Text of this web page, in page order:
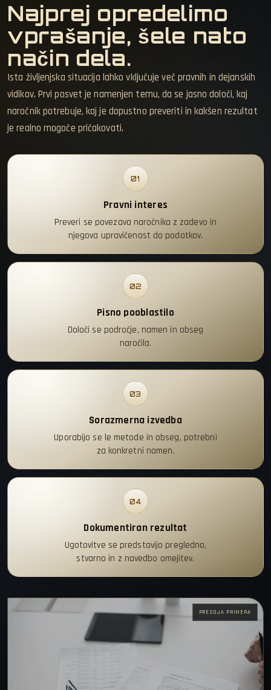
Najprej opredelimo
vprašanje, šele nato
način dela.
Ista življenjska situacija lahko vključuje več pravnih in dejanskih
vidikov. Prvi posvet je namenjen temu, da se jasno določi, kaj
naročnik potrebuje, kaj je dopustno preveriti in kakšen rezultat
je realno mogoče pričakovati.
01
Pravni interes
Preveri se povezava naročnika z zadevo in
njegova upravičenost do podatkov.
02
Pisno pooblastilo
Določi se področje, namen in obseg
naročila.
03
Sorazmerna izvedba
Uporabijo se le metode in obseg, potrebni
za konkretni namen.
04
Dokumentiran rezultat
Ugotovitve se predstavijo pregledno,
stvarno in z navedbo omejitev.
PRESOJA PRIMERA